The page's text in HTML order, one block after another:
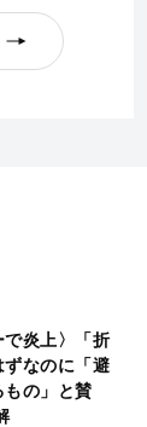
で炎上〉「折
ずなのに「避
の」と賛